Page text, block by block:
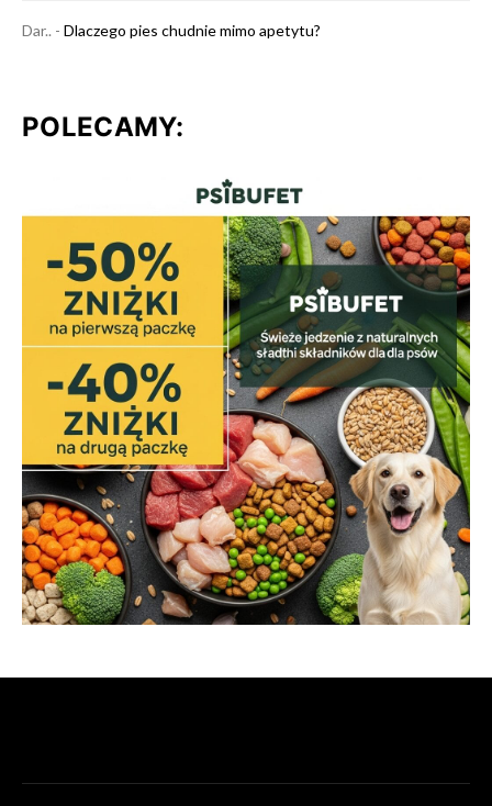
Dar.. - Dlaczego pies chudnie mimo apetytu?
POLECAMY: